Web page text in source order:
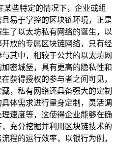
些特定的情况下，企业或组
易于掌控的区块链环境，正是
了以太坊私有网络的诞生，以
放的专属区块链网络，只有经
其中，相较于公共的以太坊网
密城堡，具有更高的隐私性和
获得授权的参与者之间可见，
，私有网络还具备强大的定制
体需求进行量身定制，灵活调
速度等，这使得企业能够在确
充分挖掘并利用区块链技术的
程的运行效率，以银行为例，